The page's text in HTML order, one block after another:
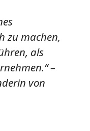
zu machen,
als
–
von